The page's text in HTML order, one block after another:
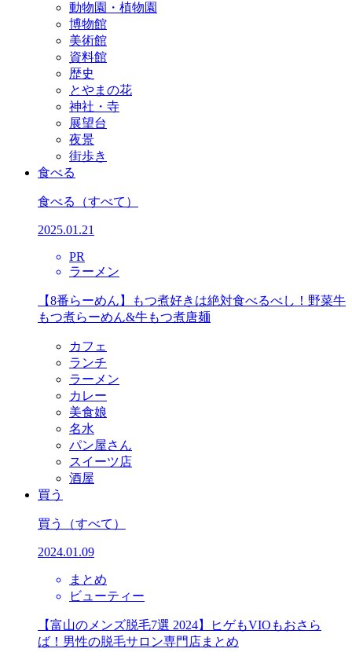
動物園・植物園
博物館
美術館
資料館
歴史
とやまの花
神社・寺
展望台
夜景
街歩き
食べる
食べる （すべて）
2025.01.21
PR
ラーメン
【8番らーめん】もつ煮好きは絶対食べるべし！野菜牛
もつ煮らーめん&牛もつ煮唐麺
カフェ
ランチ
ラーメン
カレー
美食娘
名水
パン屋さん
スイーツ店
酒屋
買う
買う （すべて）
2024.01.09
まとめ
ビューティー
【富山のメンズ脱毛7選 2024】ヒゲもVIOもおさら
ば！男性の脱毛サロン専門店まとめ